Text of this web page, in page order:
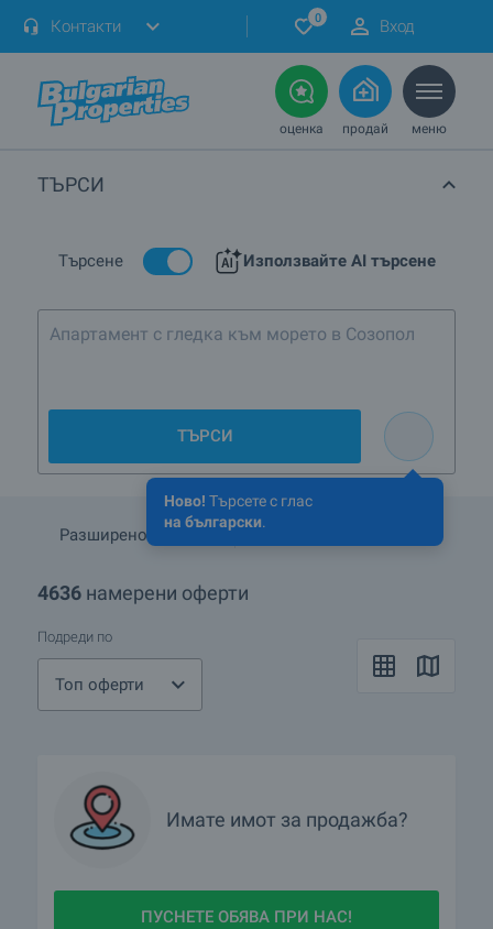
Контакти 0 Вход
оценка продай меню
ТЪРСИ
Търсене Използвайте AI търсене
Ново! Търсете с глас
на български.
Апартамент с гледка
ТЪРСИ
Разширено търсене
4636 намерени оферти
Подреди по
Топ оферти
Имате имот за продажба?
ПУСНЕТЕ ОБЯВА ПРИ НАС!